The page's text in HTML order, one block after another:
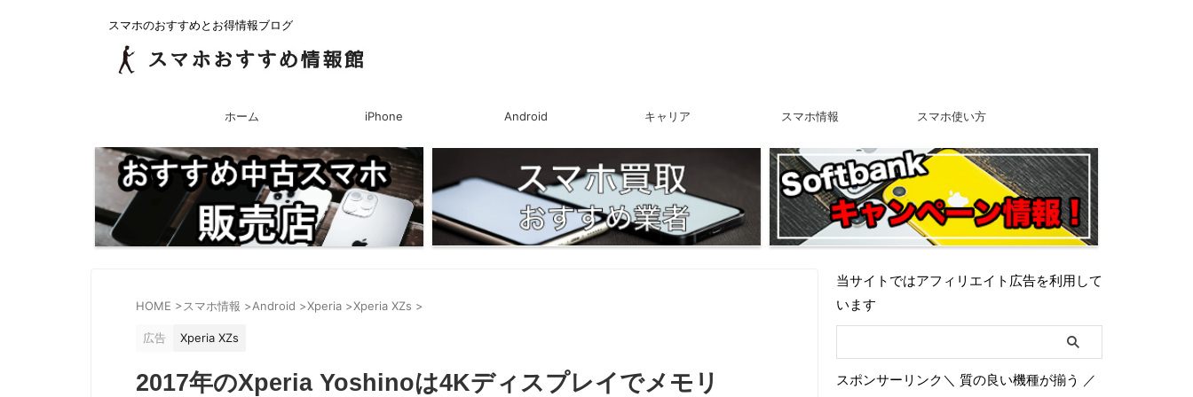
スマホのおすすめとお得情報ブログ
ホーム iPhone Android キャリア スマホ情報 スマホ使い方
HOME >スマホ情報 >Android >Xperia >Xperia XZs >
広告 Xperia XZs
2017年のXperia Yoshinoは4Kディスプレイでメモリ
当サイトではアフィリエイト広告を利用して
います
スポンサーリンク＼ 質の良い機種が揃う ／